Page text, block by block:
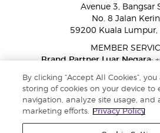
Avenue 3, Bangsar
No. 8 Jalan
59200 Kuala Lumpur,
MEMBER
Brand Partner Luar Negara:
WhatsApp:
+60 15
By clicking “Accept All Cookies”,
storing of cookies on your device to
navigation, analyze site usage, and
marketing efforts.
Privacy Policy